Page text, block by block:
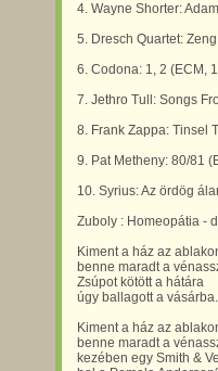
4. Wayne Shorter:
5. Dresch Quartet:
6. Codona: 1, 2 (ECM,
7. Jethro Tull: Songs
8. Frank Zappa: Tinsel
9. Pat Metheny: 80/81
10. Syrius: Az ördög
Zuboly : Homeopátia -
Kiment a ház az
benne maradt a
Zsúpot kötött a hátára
úgy ballagott a vásárba.
Kiment a ház az
benne maradt a
kezében egy Smith &